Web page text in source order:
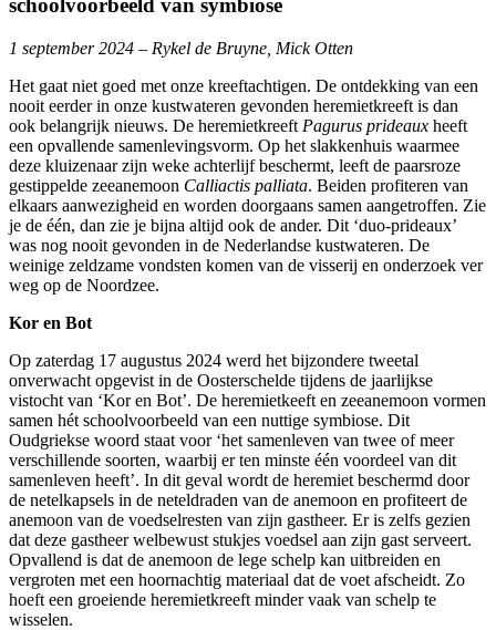
schoolvoorbeeld van symbiose
1 september 2024 – Rykel de Bruyne, Mick Otten
Het gaat niet goed met onze kreeftachtigen. De ontdekking van een
nooit eerder in onze kustwateren gevonden heremietkreeft is dan
ook belangrijk nieuws. De heremietkreeft Pagurus prideaux heeft
een opvallende samenlevingsvorm. Op het slakkenhuis waarmee
deze kluizenaar zijn weke achterlijf beschermt, leeft de paarsroze
gestippelde zeeanemoon Calliactis palliata. Beiden profiteren van
elkaars aanwezigheid en worden doorgaans samen aangetroffen. Zie
je de één, dan zie je bijna altijd ook de ander. Dit ‘duo-prideaux’
was nog nooit gevonden in de Nederlandse kustwateren. De
weinige zeldzame vondsten komen van de visserij en onderzoek ver
weg op de Noordzee.
Kor en Bot
Op zaterdag 17 augustus 2024 werd het bijzondere tweetal
onverwacht opgevist in de Oosterschelde tijdens de jaarlijkse
vistocht van ‘Kor en Bot’. De heremietkeeft en zeeanemoon vormen
samen hét schoolvoorbeeld van een nuttige symbiose. Dit
Oudgriekse woord staat voor ‘het samenleven van twee of meer
verschillende soorten, waarbij er ten minste één voordeel van dit
samenleven heeft’. In dit geval wordt de heremiet beschermd door
de netelkapsels in de neteldraden van de anemoon en profiteert de
anemoon van de voedselresten van zijn gastheer. Er is zelfs gezien
dat deze gastheer welbewust stukjes voedsel aan zijn gast serveert.
Opvallend is dat de anemoon de lege schelp kan uitbreiden en
vergroten met een hoornachtig materiaal dat de voet afscheidt. Zo
hoeft een groeiende heremietkreeft minder vaak van schelp te
wisselen.